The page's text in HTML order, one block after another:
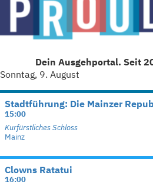
Dein Ausgehportal. Seit
Sonntag, 9. August
Stadtführung: Die Mainzer
15:00
Kurfürstliches Schloss
Mainz
Clowns Ratatui
16:00